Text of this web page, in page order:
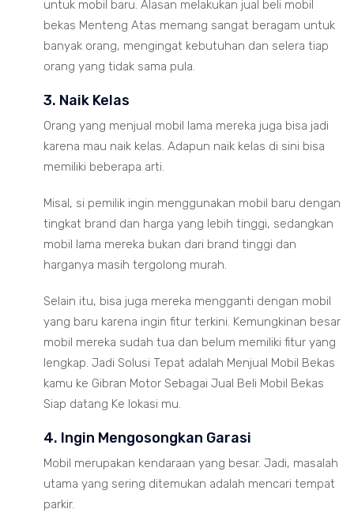
untuk mobil baru. Alasan melakukan jual beli mobil
bekas Menteng Atas memang sangat beragam untuk
banyak orang, mengingat kebutuhan dan selera tiap
orang yang tidak sama pula.
3. Naik Kelas
Orang yang menjual mobil lama mereka juga bisa jadi
karena mau naik kelas. Adapun naik kelas di sini bisa
memiliki beberapa arti.
Misal, si pemilik ingin menggunakan mobil baru dengan
tingkat brand dan harga yang lebih tinggi, sedangkan
mobil lama mereka bukan dari brand tinggi dan
harganya masih tergolong murah.
Selain itu, bisa juga mereka mengganti dengan mobil
yang baru karena ingin fitur terkini. Kemungkinan besar
mobil mereka sudah tua dan belum memiliki fitur yang
lengkap. Jadi Solusi Tepat adalah Menjual Mobil Bekas
kamu ke Gibran Motor Sebagai Jual Beli Mobil Bekas
Siap datang Ke lokasi mu.
4. Ingin Mengosongkan Garasi
Mobil merupakan kendaraan yang besar. Jadi, masalah
utama yang sering ditemukan adalah mencari tempat
parkir.